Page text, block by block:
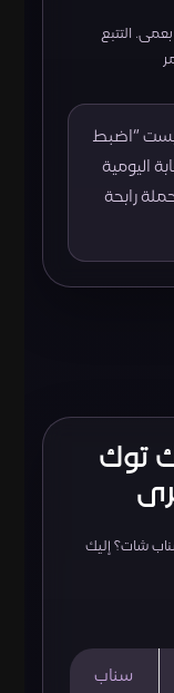
التتبع
“اضبط
اليومية
رابحة
توك
شات؟ إليك
سناب